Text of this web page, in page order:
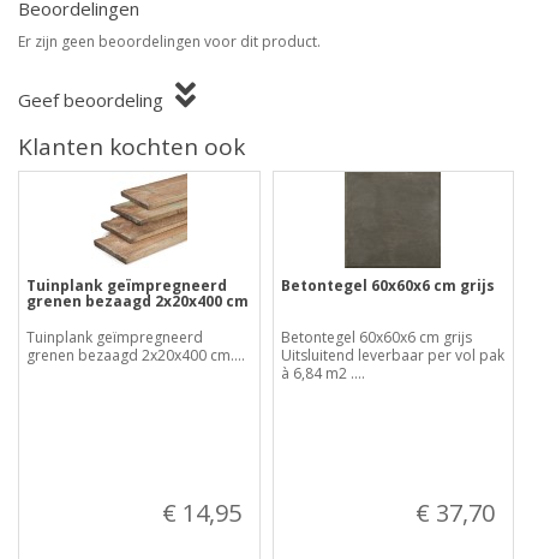
Beoordelingen
Er zijn geen beoordelingen voor dit product.
Geef beoordeling
Klanten kochten ook
Tuinplank geïmpregneerd
grenen bezaagd 2x20x400 cm
Tuinplank geïmpregneerd
grenen bezaagd 2x20x400 cm....
€ 14,95
Betontegel 60x60x6 cm grijs
Betontegel 60x60x6 cm grijs
Uitsluitend leverbaar per vol pak
à 6,84 m2 ....
€ 37,70